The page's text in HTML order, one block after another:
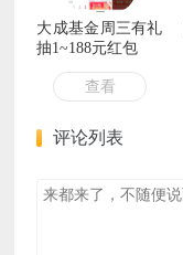
大成基金周三有礼
抽1~188元红包
查看
评论列表